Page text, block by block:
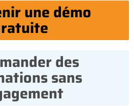
une démo
des
sans